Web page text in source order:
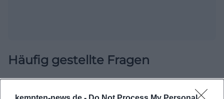
Häufig gestellte Fragen
Wann beginnt das Kemptener Stadtkriterium